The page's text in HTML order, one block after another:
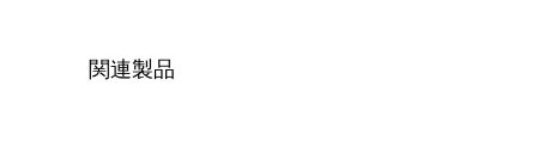
関連製品